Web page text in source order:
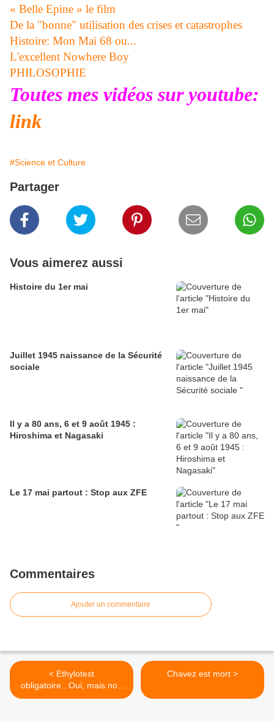
« Belle Epine » le film
De la "bonne" utilisation des crises et catastrophes
Histoire: Mon Mai 68 ou...
L'excellent Nowhere Boy
PHILOSOPHIE
Toutes mes vidéos sur youtube:
link
#Science et Culture
Partager
Vous aimerez aussi
Histoire du 1er mai
Juillet 1945 naissance de la Sécurité
sociale
Il y a 80 ans, 6 et 9 août 1945 :
Hiroshima et Nagasaki
Le 17 mai partout : Stop aux ZFE
Commentaires
Ajouter un commentaire
< Ethylotest
obligatoire...Oui, mais non
?!
Chavez est mort >